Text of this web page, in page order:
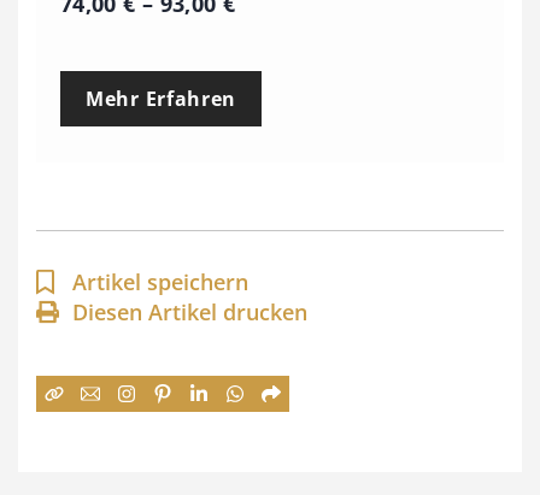
e
p
a
n
e
Mehr Erfahren
Artikel speichern
Diesen Artikel drucken